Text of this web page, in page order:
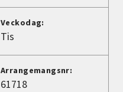
Veckodag:
Tis
Arrangemangsnr:
61718